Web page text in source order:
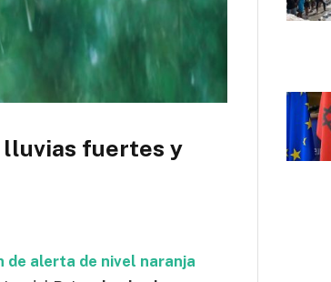
lluvias fuertes y
de alerta de nivel naranja